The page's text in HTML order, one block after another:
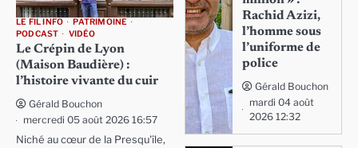
LE FIL INFO
PATRIMOINE
PODCAST
VIDÉO
Le Crépin de Lyon
(Maison Baudière) :
l’histoire vivante du cuir
Gérald Bouchon
mercredi 05 août 2026 16:57
Niché au cœur de la Presqu'île,
Rachid Azizi,
l’homme sous
l’uniforme de
police
Gérald Bouchon
mardi 04 août
2026 12:32